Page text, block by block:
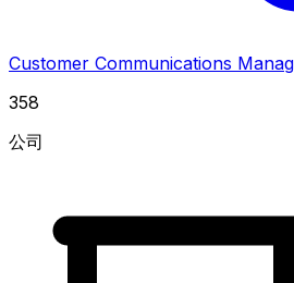
Customer Communications
358
公司